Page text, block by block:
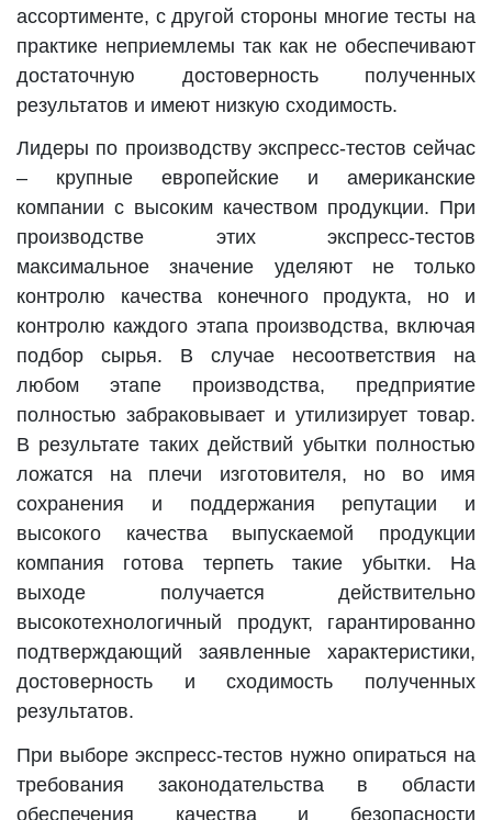
ассортименте, с другой стороны многие тесты на
практике неприемлемы так как не обеспечивают
достаточную достоверность полученных
результатов и имеют низкую сходимость.
Лидеры по производству экспресс-тестов сейчас
– крупные европейские и американские
компании с высоким качеством продукции. При
производстве этих экспресс-тестов
максимальное значение уделяют не только
контролю качества конечного продукта, но и
контролю каждого этапа производства, включая
подбор сырья. В случае несоответствия на
любом этапе производства, предприятие
полностью забраковывает и утилизирует товар.
В результате таких действий убытки полностью
ложатся на плечи изготовителя, но во имя
сохранения и поддержания репутации и
высокого качества выпускаемой продукции
компания готова терпеть такие убытки. На
выходе получается действительно
высокотехнологичный продукт, гарантированно
подтверждающий заявленные характеристики,
достоверность и сходимость полученных
результатов.
При выборе экспресс-тестов нужно опираться на
требования законодательства в области
обеспечения качества и безопасности